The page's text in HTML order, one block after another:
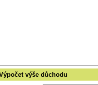
výše důchodu